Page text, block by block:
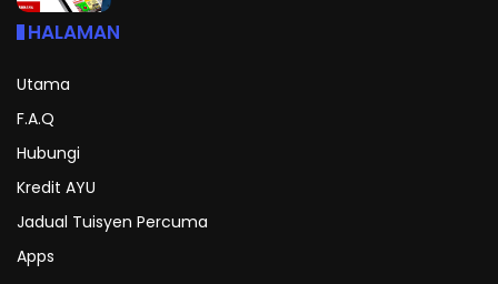
HALAMAN
Utama
F.A.Q
Hubungi
Kredit AYU
Jadual Tuisyen Percuma
Apps